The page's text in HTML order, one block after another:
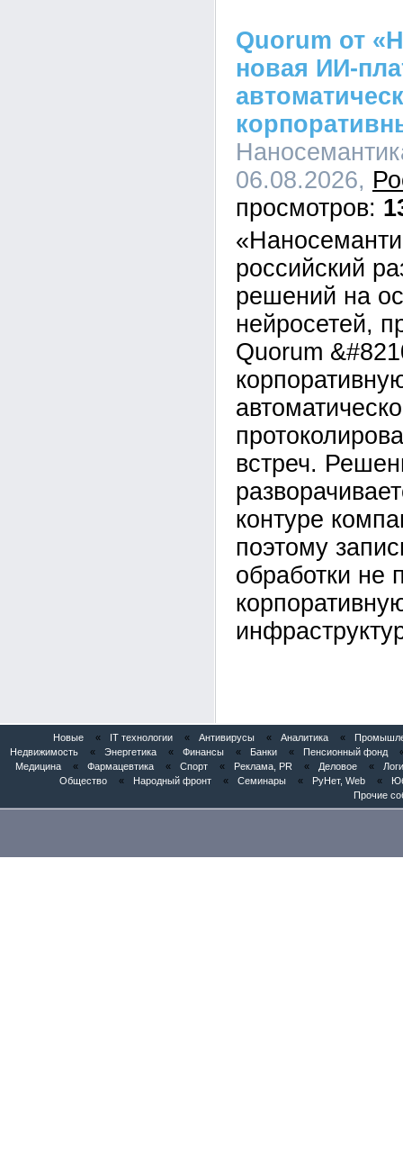
Quorum от
новая ИИ-
06.08.2026,
российский
решений на
нейросетей,
Quorum
встреч.
контуре
поэтому
обработки не
Новые « IT технологии « Антивирусы « Аналитика «
Недвижимость
« Энергетика « Финансы « Банки « Пенсионный фонд
Медицина
« Фармацевтика « Спорт « Реклама, PR « Деловое «
Общество
« Народный фронт « Семинары « РуНет, Web «
Прочие